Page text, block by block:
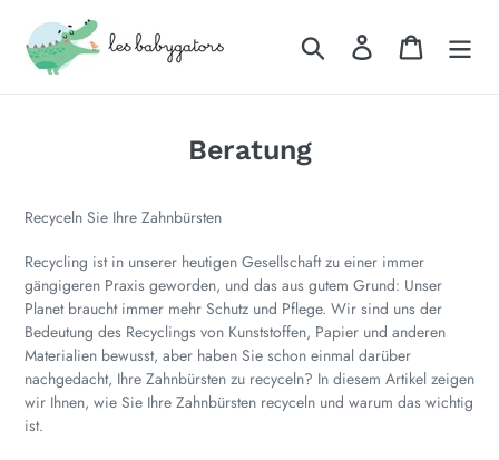
Inhalt
Suchen Einloggen
Beratung
Recyceln Sie Ihre Zahnbürsten
Recycling ist in unserer heutigen Gesellschaft zu einer immer
gängigeren Praxis geworden, und das aus gutem Grund: Unser
Planet braucht immer mehr Schutz und Pflege. Wir sind uns der
Bedeutung des Recyclings von Kunststoffen, Papier und anderen
Materialien bewusst, aber haben Sie schon einmal darüber
nachgedacht, Ihre Zahnbürsten zu recyceln? In diesem Artikel zeigen
wir Ihnen, wie Sie Ihre Zahnbürsten recyceln und warum das wichtig
ist.